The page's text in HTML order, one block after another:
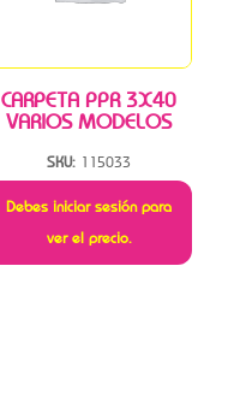
CARPETA PPR 3X40
VARIOS MODELOS
SKU: 115033
Debes iniciar sesión para
ver el precio.